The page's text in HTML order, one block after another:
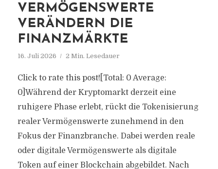
VERMÖGENSWERTE
VERÄNDERN DIE
FINANZMÄRKTE
16. Juli 2026 2 Min. Lesedauer
Click to rate this post![Total: 0 Average:
0]Während der Kryptomarkt derzeit eine
ruhigere Phase erlebt, rückt die Tokenisierung
realer Vermögenswerte zunehmend in den
Fokus der Finanzbranche. Dabei werden reale
oder digitale Vermögenswerte als digitale
Token auf einer Blockchain abgebildet. Nach